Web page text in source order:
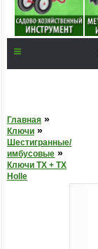
Главная »
Ключи »
Шестигранные/
имбусовые »
Ключи TX + TX
Holle